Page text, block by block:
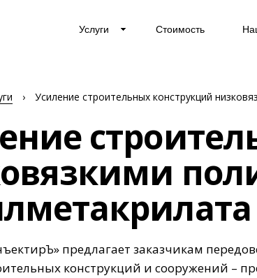
Услуги Стоимость
› Усиление строительных конструкций
предлагает заказчикам
конструкций и сооружений –